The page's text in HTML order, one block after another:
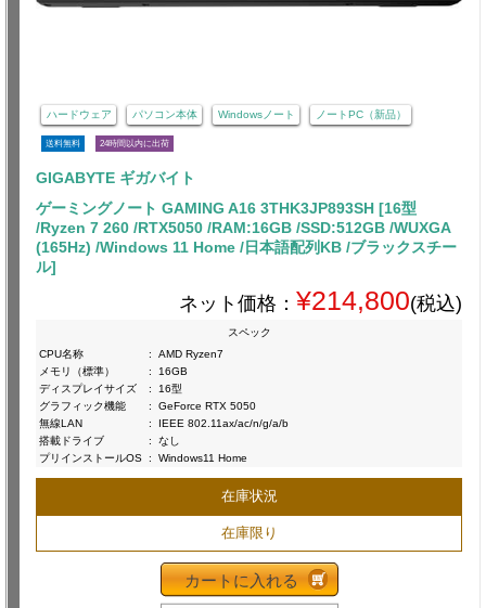
ハードウェア パソコン本体 Windowsノート ノートPC（新品）
送料無料 24時間以内に出荷
GIGABYTE ギガバイト
ゲーミングノート GAMING A16 3THK3JP893SH [16型
/Ryzen 7 260 /RTX5050 /RAM:16GB /SSD:512GB /WUXGA
(165Hz) /Windows 11 Home /日本語配列KB /ブラックスチー
ル]
ネット価格： ¥214,800(税込)
スペック
CPU名称
:
AMD Ryzen7
メモリ（標準）
:
16GB
ディスプレイサイズ
:
16型
グラフィック機能
:
GeForce RTX 5050
無線LAN
:
IEEE 802.11ax/ac/n/g/a/b
搭載ドライブ
:
なし
プリインストールOS : Windows11 Home
在庫状況
在庫限り
カートに入れる